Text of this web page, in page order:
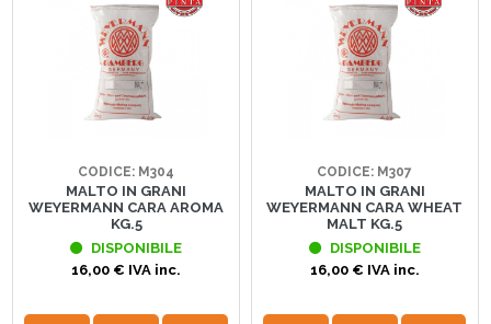
CODICE: M304
MALTO IN GRANI
WEYERMANN CARA AROMA
KG.5
DISPONIBILE
16,00 € IVA inc.
CODICE: M307
MALTO IN GRANI
WEYERMANN CARA WHEAT
MALT KG.5
DISPONIBILE
16,00 € IVA inc.